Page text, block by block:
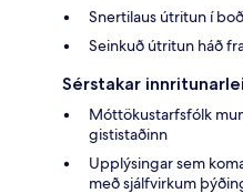
Snertilaus útritun í
Seinkuð útritun háð
Sérstakar
Móttökustarfsfólk
gististaðinn
Upplýsingar sem
með sjálfvirkum